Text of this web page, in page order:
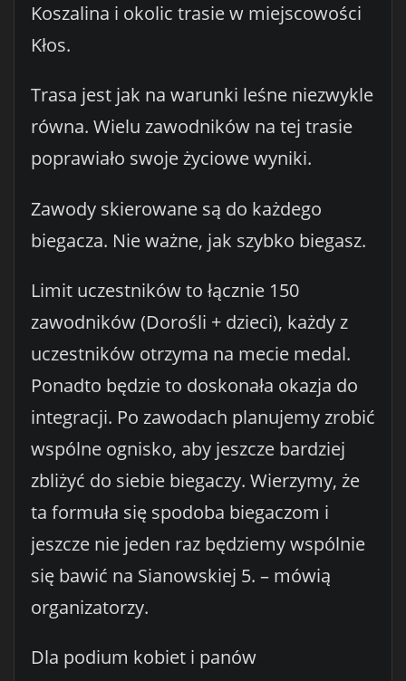
Koszalina i okolic trasie w miejscowości
Kłos.
Trasa jest jak na warunki leśne niezwykle
równa. Wielu zawodników na tej trasie
poprawiało swoje życiowe wyniki.
Zawody skierowane są do każdego
biegacza. Nie ważne, jak szybko biegasz.
Limit uczestników to łącznie 150
zawodników (Dorośli + dzieci), każdy z
uczestników otrzyma na mecie medal.
Ponadto będzie to doskonała okazja do
integracji. Po zawodach planujemy zrobić
wspólne ognisko, aby jeszcze bardziej
zbliżyć do siebie biegaczy. Wierzymy, że
ta formuła się spodoba biegaczom i
jeszcze nie jeden raz będziemy wspólnie
się bawić na Sianowskiej 5. – mówią
organizatorzy.
Dla podium kobiet i panów